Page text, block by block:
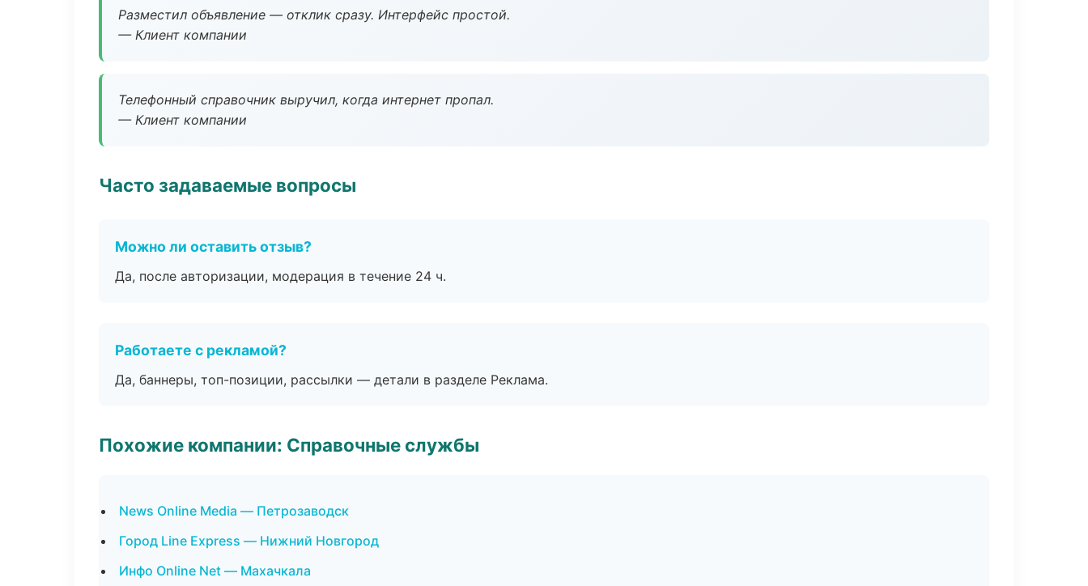
Разместил объявление — отклик сразу. Интерфейс простой.
— Клиент компании
Телефонный справочник выручил, когда интернет пропал.
— Клиент компании
Часто задаваемые вопросы
Можно ли оставить отзыв?
Да, после авторизации, модерация в течение 24 ч.
Работаете с рекламой?
Да, баннеры, топ-позиции, рассылки — детали в разделе Реклама.
Похожие компании: Справочные службы
News Online Media — Петрозаводск
Город Line Express — Нижний Новгород
Инфо Online Net — Махачкала